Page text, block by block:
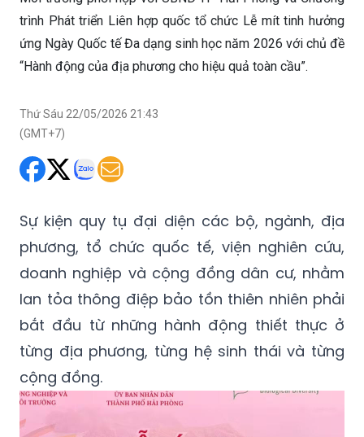
trình Phát triển Liên hợp quốc tổ chức Lễ mít tinh hưởng
ứng Ngày Quốc tế Đa dạng sinh học năm 2026 với chủ đề
“Hành động của địa phương cho hiệu quả toàn cầu”.
Thứ Sáu 22/05/2026 21:43
(GMT+7)
Sự kiện quy tụ đại diện các bộ, ngành, địa
phương, tổ chức quốc tế, viện nghiên cứu,
doanh nghiệp và cộng đồng dân cư, nhằm
lan tỏa thông điệp bảo tồn thiên nhiên phải
bắt đầu từ những hành động thiết thực ở
từng địa phương, từng hệ sinh thái và từng
cộng đồng.